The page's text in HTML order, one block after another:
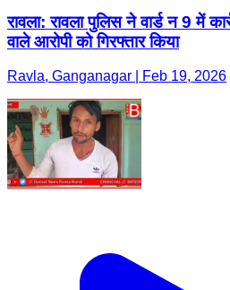
रावला: रावला पुलिस ने वार्ड न 9 में
वाले आरोपी को गिरफ्तार किया
Ravla, Ganganagar | Feb 19, 2026